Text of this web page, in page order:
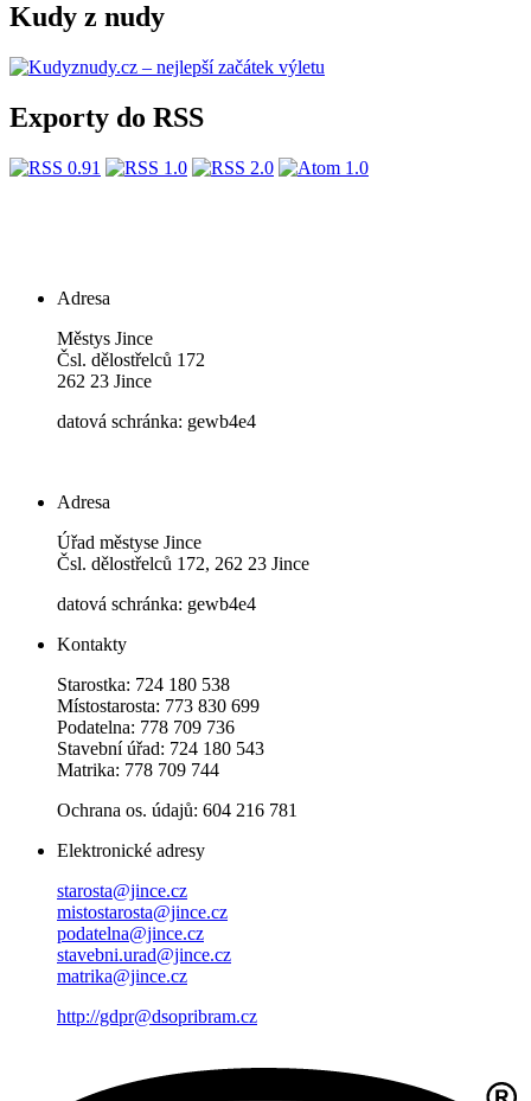
Kudy z nudy
Exporty do RSS
Adresa
Městys Jince
Čsl. dělostřelců 172
262 23 Jince
datová schránka: gewb4e4
Adresa
Úřad městyse Jince
Čsl. dělostřelců 172, 262 23 Jince
datová schránka: gewb4e4
Kontakty
Starostka: 724 180 538
Místostarosta: 773 830 699
Podatelna: 778 709 736
Stavební úřad: 724 180 543
Matrika: 778 709 744
Ochrana os. údajů: 604 216 781
Elektronické adresy
starosta@jince.cz
mistostarosta@jince.cz
podatelna@jince.cz
stavebni.urad@jince.cz
matrika@jince.cz
http://gdpr@dsopribram.cz